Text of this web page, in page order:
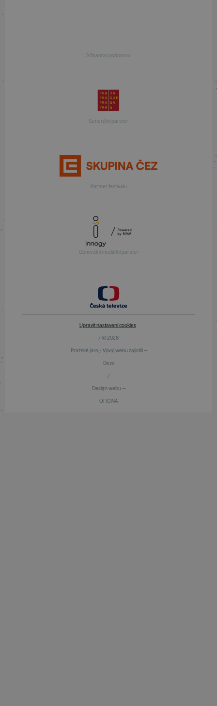
S finanční podporou
Generální partner
Partner festivalu
Generální mediální partner
Upravit nastavení cookies
/ © 2026
Pražské jaro / Vývoj webu zajistili —
Devx
/
Design webu —
OFICINA